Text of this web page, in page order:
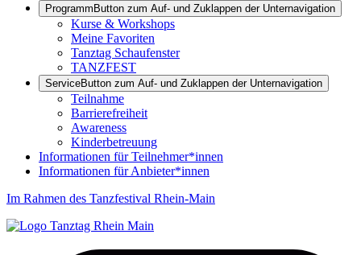
Programm Button zum Auf- und Zuklappen der Unternavigation
Kurse & Workshops
Meine Favoriten
Tanztag Schaufenster
TANZFEST
ServiceButton zum Auf- und Zuklappen der Unternavigation
Teilnahme
Barrierefreiheit
Awareness
Kinderbetreuung
Informationen für Teilnehmer*innen
Informationen für Anbieter*innen
Im Rahmen des Tanzfestival Rhein-Main